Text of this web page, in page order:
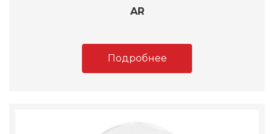
AR
Подробнее